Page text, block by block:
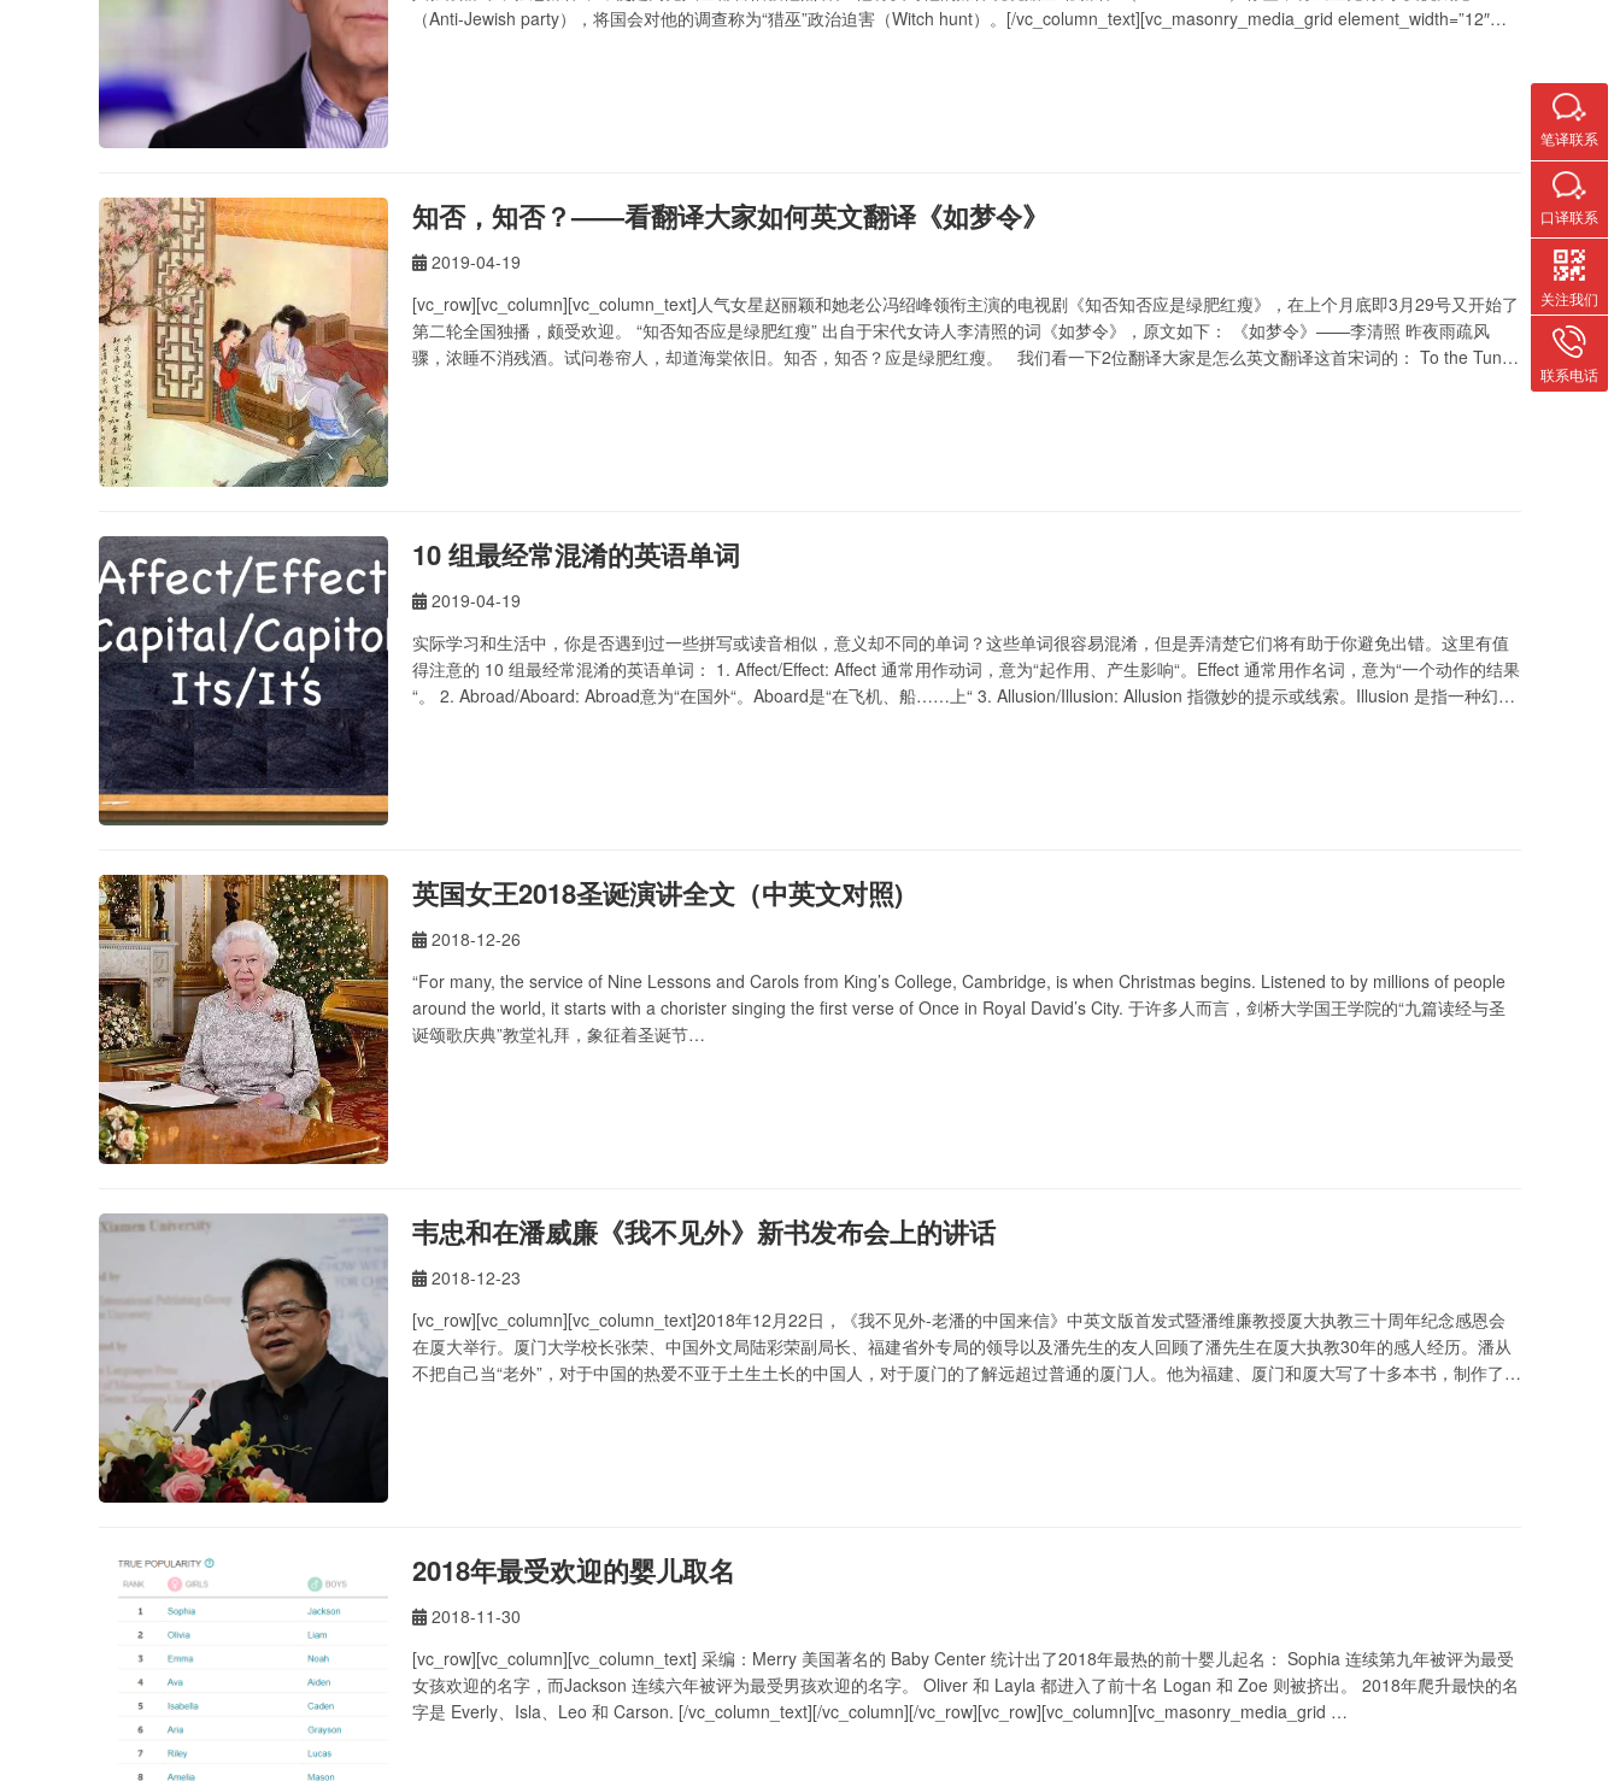
（Anti-Jewish party），将国会对他的调查称为“猎巫”政治迫害（Witch hunt）。[/vc_column_text][vc_masonry_media_grid element_width=”12″
知否，知否？——看翻译大家如何英文翻译《如梦令》
2019-04-19
[vc_row][vc_column][vc_column_text]人气女星赵丽颖和她老公冯绍峰领衔主演的电视剧《知否知否应是绿肥红瘦》，在上个月底即3月29号又开始了
第二轮全国独播，颇受欢迎。 “知否知否应是绿肥红瘦” 出自于宋代女诗人李清照的词《如梦令》，原文如下： 《如梦令》——李清照 昨夜雨疏风
骤，浓睡不消残酒。试问卷帘人，却道海棠依旧。知否，知否？应是绿肥红瘦。 我们看一下2位翻译大家是怎么英文翻译这首宋词的： To the Tune
10 组最经常混淆的英语单词
2019-04-19
实际学习和生活中，你是否遇到过一些拼写或读音相似，意义却不同的单词？这些单词很容易混淆，但是弄清楚它们将有助于你避免出错。这里有值
得注意的 10 组最经常混淆的英语单词： 1. Affect/Effect: Affect 通常用作动词，意为“起作用、产生影响“。Effect 通常用作名词，意为“一个动作的结果
“。 2. Abroad/Aboard: Abroad意为“在国外“。Aboard是“在飞机、船……上“ 3. Allusion/Illusion: Allusion 指微妙的提示或线索。Illusion 是指一种幻景
英国女王2018圣诞演讲全文（中英文对照)
2018-12-26
“For many, the service of Nine Lessons and Carols from King’s College, Cambridge, is when Christmas begins. Listened to by millions of people
around the world, it starts with a chorister singing the first verse of Once in Royal David’s City. 于许多人而言，剑桥大学国王学院的“九篇读经与圣
诞颂歌庆典”教堂礼拜，象征着圣诞节…
韦忠和在潘威廉《我不见外》新书发布会上的讲话
2018-12-23
[vc_row][vc_column][vc_column_text]2018年12月22日，《我不见外-老潘的中国来信》中英文版首发式暨潘维廉教授厦大执教三十周年纪念感恩会
在厦大举行。厦门大学校长张荣、中国外文局陆彩荣副局长、福建省外专局的领导以及潘先生的友人回顾了潘先生在厦大执教30年的感人经历。潘从
不把自己当“老外”，对于中国的热爱不亚于土生土长的中国人，对于厦门的了解远超过普通的厦门人。他为福建、厦门和厦大写了十多本书，制作了几
2018年最受欢迎的婴儿取名
2018-11-30
[vc_row][vc_column][vc_column_text] 采编：Merry 美国著名的 Baby Center 统计出了2018年最热的前十婴儿起名： Sophia 连续第九年被评为最受
女孩欢迎的名字，而Jackson 连续六年被评为最受男孩欢迎的名字。 Oliver 和 Layla 都进入了前十名 Logan 和 Zoe 则被挤出。 2018年爬升最快的名
字是 Everly、Isla、Leo 和 Carson. ​​​​[/vc_column_text][/vc_column][/vc_row][vc_row][vc_column][vc_masonry_media_grid …
笔译联系
口译联系
关注我们
联系电话